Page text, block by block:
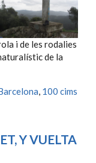
i de les rodalies
de la
, 100 cims
Y VUELTA